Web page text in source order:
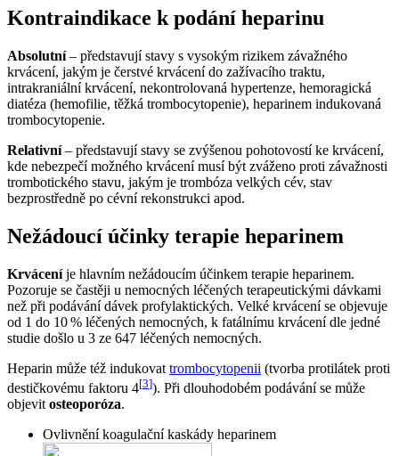
Kontraindikace k podání heparinu
Absolutní– představují stavy s vysokým rizikem závažného
krvácení, jakým je čerstvé krvácení do zažívacího traktu,
intrakraniální krvácení, nekontrolovaná hypertenze, hemoragická
diatéza (hemofilie, těžká trombocytopenie), heparinem indukovaná
trombocytopenie.
Relativní– představují stavy se zvýšenou pohotovostí ke krvácení,
kde nebezpečí možného krvácení musí být zváženo proti závažnosti
trombotického stavu, jakým je trombóza velkých cév, stav
bezprostředně po cévní rekonstrukci apod.
Nežádoucí účinky terapie heparinem
Krváceníje hlavním nežádoucím účinkem terapie heparinem.
Pozoruje se častěji u nemocných léčených terapeutickými dávkami
než při podávání dávek profylaktických. Velké krvácení se objevuje
od 1 do 10 % léčených nemocných, k fatálnímu krvácení dle jedné
studie došlo u 3 ze 647 léčených nemocných.
Heparin může též indukovat trombocytopenii (tvorba protilátek proti
destičkovému faktoru 4[3]). Při dlouhodobém podávání se může
objevit osteoporóza.
Ovlivnění koagulační kaskády heparinem